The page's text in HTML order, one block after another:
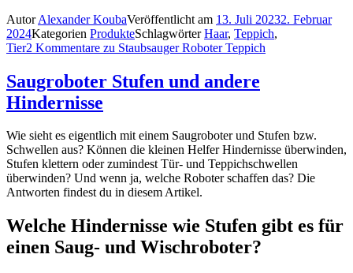
AutorAlexander KoubaVeröffentlicht am 13. Juli 20232. Februar
2024Kategorien ProdukteSchlagwörterHaar, Teppich,
Tier2 Kommentare zu Staubsauger Roboter Teppich
Saugroboter Stufen und andere
Hindernisse
Wie sieht es eigentlich mit einem Saugroboter und Stufen bzw.
Schwellen aus? Können die kleinen Helfer Hindernisse überwinden,
Stufen klettern oder zumindest Tür- und Teppichschwellen
überwinden? Und wenn ja, welche Roboter schaffen das? Die
Antworten findest du in diesem Artikel.
Welche Hindernisse wie Stufen gibt es für
einen Saug- und Wischroboter?